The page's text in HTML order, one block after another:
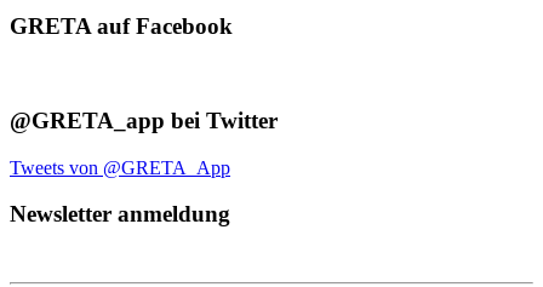
GRETA auf Facebook
@GRETA_app bei Twitter
Tweets von @GRETA_App
Newsletter anmeldung